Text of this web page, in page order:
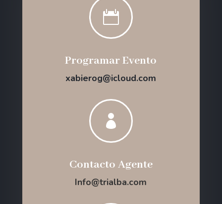

Programar Evento
xabierog@icloud.com

Contacto Agente
Info@trialba.com